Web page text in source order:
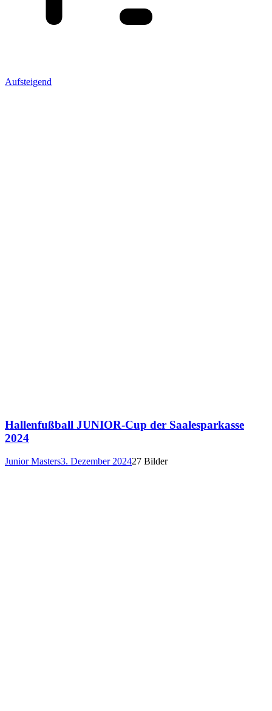
Aufsteigend
Hallenfußball JUNIOR-Cup der Saalesparkasse
2024
Junior Masters3. Dezember 202427 Bilder